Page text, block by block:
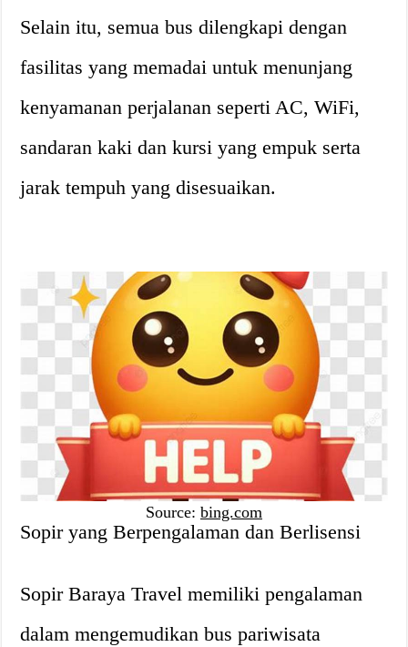
Selain itu, semua bus dilengkapi dengan
fasilitas yang memadai untuk menunjang
kenyamanan perjalanan seperti AC, WiFi,
sandaran kaki dan kursi yang empuk serta
jarak tempuh yang disesuaikan.
Source: bing.com
Sopir yang Berpengalaman dan Berlisensi
Sopir Baraya Travel memiliki pengalaman
dalam mengemudikan bus pariwisata